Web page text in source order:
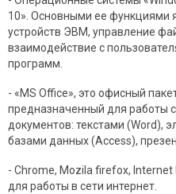
10». Основными ее функциями
устройств ЭВМ, управление
взаимодействие с
программ.
- «MS Office», это офисный
предназначенный для работы
документов: текстами (Word),
базами данных (Access),
- Chrome, Mozila firefox, Internet
для работы в сети интернет.